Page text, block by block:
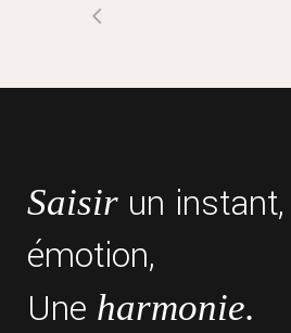
Saisir un
émotion,
Une harmonie.